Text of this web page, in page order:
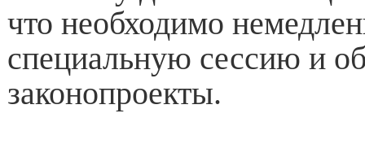
что необходимо
специальную сессию и
законопроекты.